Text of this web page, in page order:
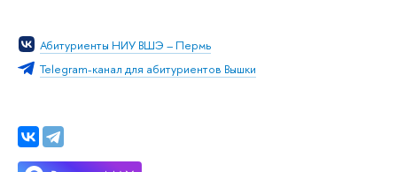
Абитуриенты НИУ ВШЭ – Пермь
Telegram-канал для абитуриентов Вышки